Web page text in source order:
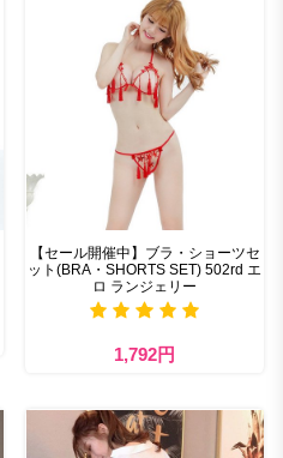
【セール開催中】ブラ・ショーツセ
ット(BRA・SHORTS SET) 502rd エ
ロ ランジェリー
1,792円